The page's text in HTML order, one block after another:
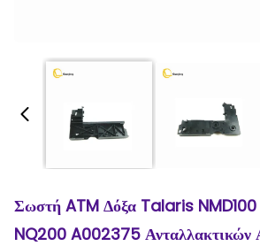
Σωστή ATM Δόξα Talaris NMD100
NQ200 A002375 Ανταλλακτικών